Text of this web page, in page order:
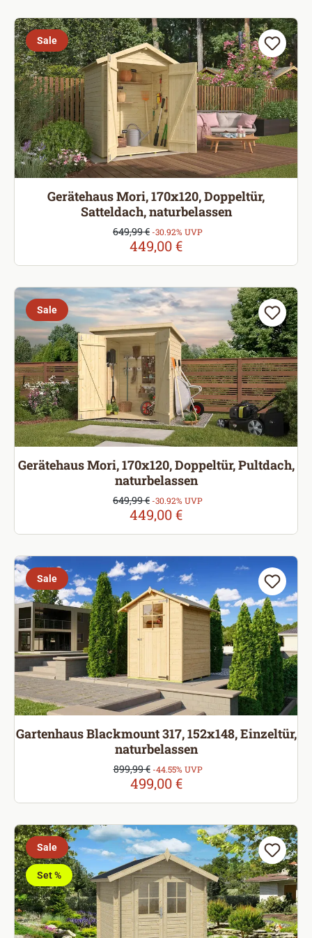
Sale
Gerätehaus Mori, 170x120, Doppeltür,
Satteldach, naturbelassen
Verkaufspreis:
449,00 €
Regulärer Preis:
649,99 € -30.92% UVP
Sale
Gerätehaus Mori, 170x120, Doppeltür, Pultdach,
naturbelassen
Verkaufspreis:
449,00 €
Regulärer Preis:
649,99 € -30.92% UVP
Sale
Gartenhaus Blackmount 317, 152x148, Einzeltür,
naturbelassen
Verkaufspreis:
499,00 €
Regulärer Preis:
899,99 € -44.55% UVP
Sale
Set %